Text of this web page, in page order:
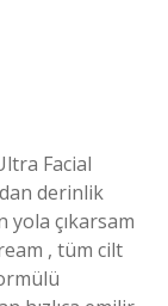
Facial
derinlik
yola çıkarsam
, tüm cilt